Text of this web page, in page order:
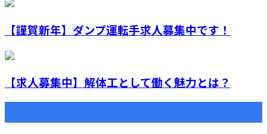
【謹賀新年】ダンプ運転手求人募集中です！
【求人募集中】解体工として働く魅力とは？